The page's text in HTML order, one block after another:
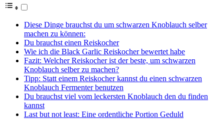
Diese Dinge brauchst du um schwarzen Knoblauch selber
machen zu können:
Du brauchst einen Reiskocher
Wie ich die Black Garlic Reiskocher bewertet habe
Fazit: Welcher Reiskocher ist der beste, um schwarzen
Knoblauch selber zu machen?
Tipp: Statt einem Reiskocher kannst du einen schwarzen
Knoblauch Fermenter benutzen
Du brauchst viel vom leckersten Knoblauch den du finden
kannst
Last but not least: Eine ordentliche Portion Geduld